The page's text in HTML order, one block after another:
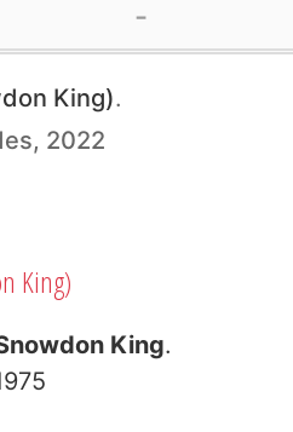
King).
2022
King)
King.